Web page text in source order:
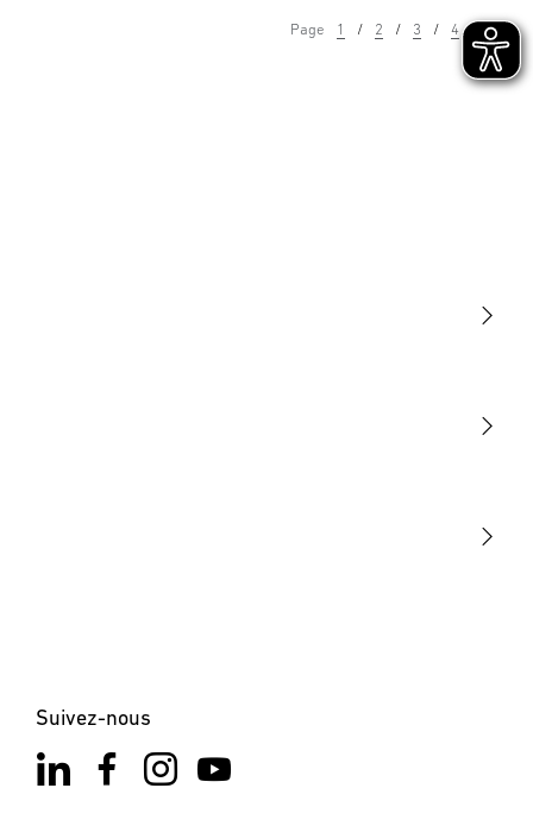
Page 1 2 3 4 5
Suivez-nous